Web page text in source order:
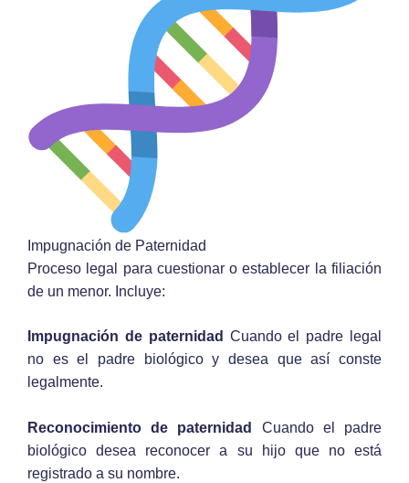
Impugnación de Paternidad
Proceso legal para cuestionar o establecer la filiación
de un menor. Incluye:
Impugnación de paternidad Cuando el padre legal
no es el padre biológico y desea que así conste
legalmente.
Reconocimiento de paternidad
Cuando el padre
biológico desea reconocer a su hijo que no está
registrado a su nombre.